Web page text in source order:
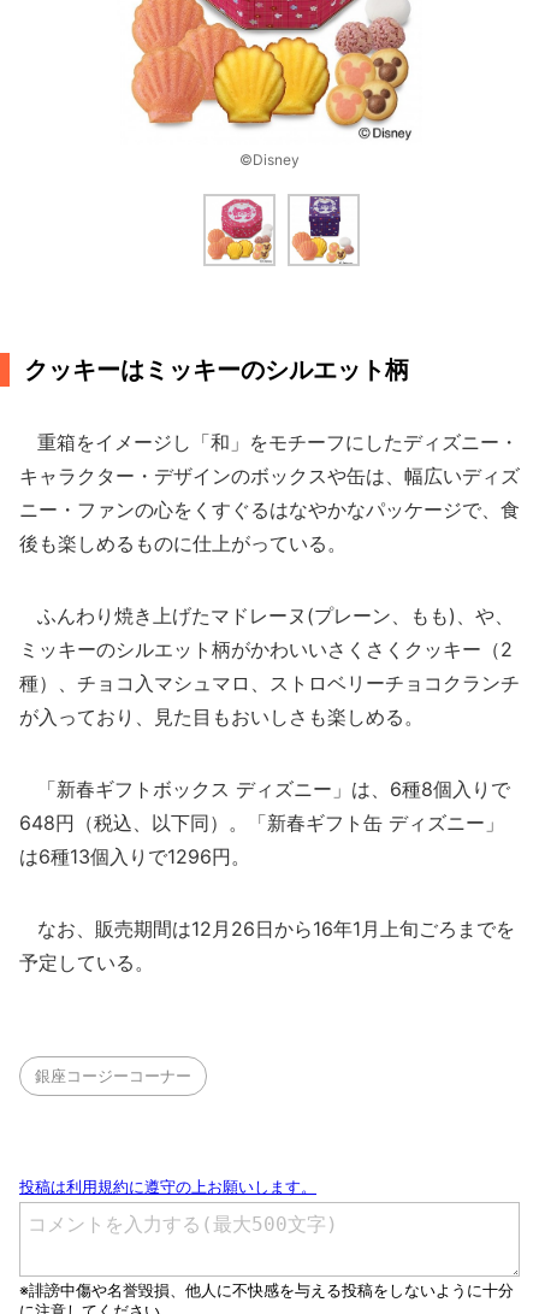
©Disney
クッキーはミッキーのシルエット柄
重箱をイメージし「和」をモチーフにしたディズニー・
キャラクター・デザインのボックスや缶は、幅広いディズ
ニー・ファンの心をくすぐるはなやかなパッケージで、食
後も楽しめるものに仕上がっている。
ふんわり焼き上げたマドレーヌ(プレーン、もも)、や、
ミッキーのシルエット柄がかわいいさくさくクッキー（2
種）、チョコ入マシュマロ、ストロベリーチョコクランチ
が入っており、見た目もおいしさも楽しめる。
「新春ギフトボックス ディズニー」は、6種8個入りで
648円（税込、以下同）。「新春ギフト缶 ディズニー」
は6種13個入りで1296円。
なお、販売期間は12月26日から16年1月上旬ごろまでを
予定している。
銀座コージーコーナー